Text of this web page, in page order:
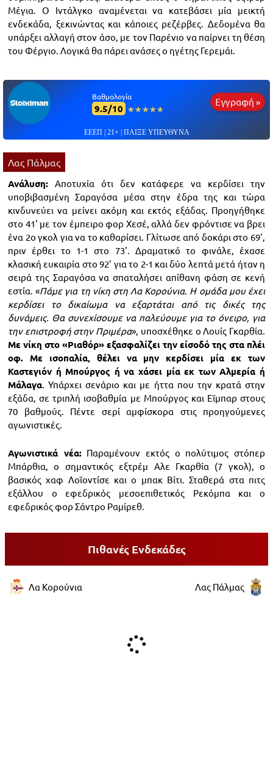
Μέγια. Ο Ιντάλγκο αναμένεται να κατεβάσει μία μεικτή
ενδεκάδα, ξεκινώντας και κάποιες ρεζέρβες. Δεδομένα θα
υπάρξει αλλαγή στον άσο, με τον Παρένιο να παίρνει τη θέση
του Φέργιο. Λογικά θα πάρει ανάσες ο ηγέτης Γερεμάι.
Βαθμολογία
9.5/10 ☆☆☆☆☆
★★★★★
Εγγραφή »
ΕΕΕΠ | 21+ | ΠΑΙΞΕ ΥΠΕΥΘΥΝΑ
Λας Πάλμας
Ανάλυση: Αποτυχία ότι δεν κατάφερε να κερδίσει την
υποβιβασμένη Σαραγόσα μέσα στην έδρα της και τώρα
κινδυνεύει να μείνει ακόμη και εκτός εξάδας. Προηγήθηκε
στο 41' με τον έμπειρο φορ Χεσέ, αλλά δεν φρόντισε να βρει
ένα 2ο γκολ για να το καθαρίσει. Γλίτωσε από δοκάρι στο 69',
πριν έρθει το 1-1 στο 73'. Δραματικό το φινάλε, έχασε
κλασική ευκαιρία στο 92' για το 2-1 και δύο λεπτά μετά ήταν η
σειρά της Σαραγόσα να σπαταλήσει απίθανη φάση σε κενή
εστία. «Πάμε για τη νίκη στη Λα Κορούνια. Η ομάδα μου έχει
κερδίσει το δικαίωμα να εξαρτάται από τις δικές της
δυνάμεις. Θα συνεχίσουμε να παλεύουμε για το όνειρο, για
την επιστροφή στην Πριμέρα», υποσχέθηκε ο Λουίς Γκαρθία.
Με νίκη στο «Ριαθόρ» εξασφαλίζει την είσοδό της στα πλέι
οφ. Με ισοπαλία, θέλει να μην κερδίσει μία εκ των
Καστεγιόν ή Μπούργος ή να χάσει μία εκ των Αλμερία ή
Μάλαγα. Υπάρχει σενάριο και με ήττα που την κρατά στην
εξάδα, σε τριπλή ισοβαθμία με Μπούργος και Εϊμπαρ στους
70 βαθμούς. Πέντε σερί αμφίσκορα στις προηγούμενες
αγωνιστικές.
Αγωνιστικά νέα:Παραμένουν εκτός ο πολύτιμος στόπερ
Μπάρθια, ο σημαντικός εξτρέμ Αλε Γκαρθία (7 γκολ), ο
βασικός χαφ Λοϊοντίσε και ο μπακ Βίτι. Σταθερά στα πιτς
εξάλλου ο εφεδρικός μεσοεπιθετικός Ρεκόμπα και ο
εφεδρικός φορ Σάντρο Ραμίρεθ.
Πιθανές Ενδεκάδες
Λα Κορούνια Λας Πάλμας